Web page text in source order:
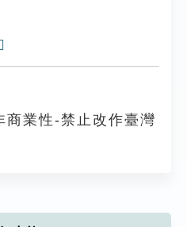
業性-禁止改作臺灣